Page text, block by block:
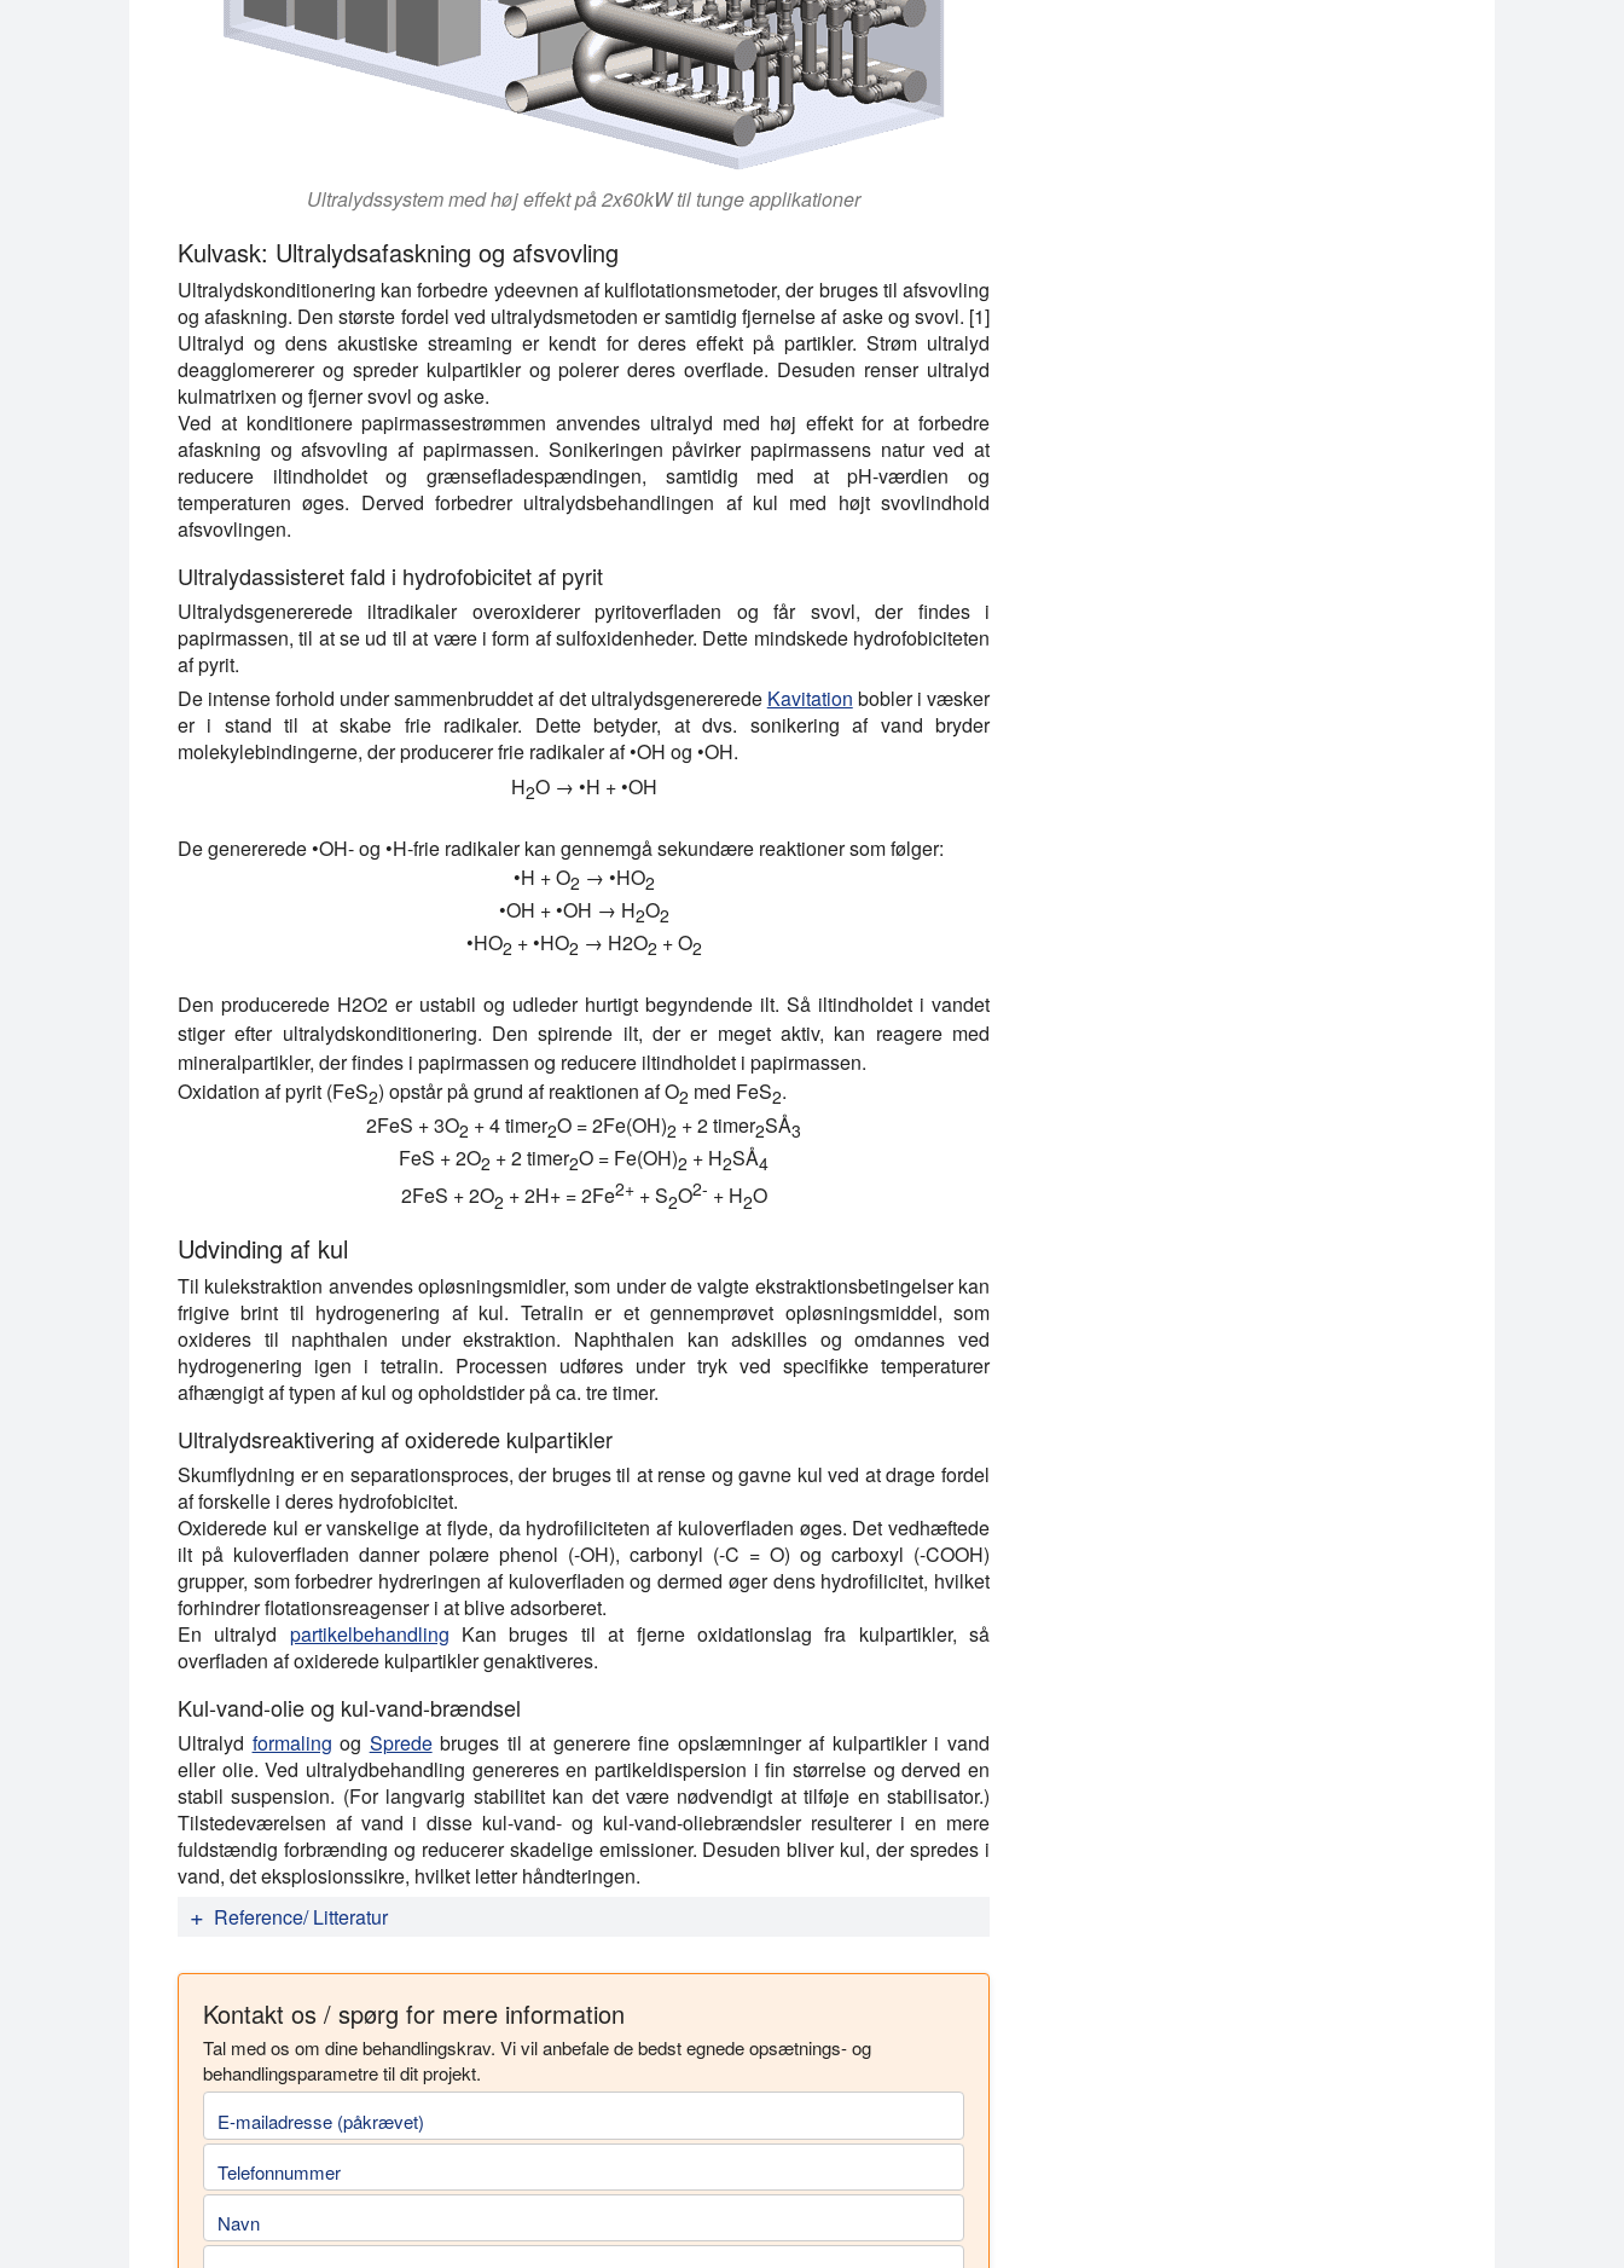
Ultralydssystem med høj effekt på 2x60kW til tunge applikationer
Kulvask: Ultralydsafaskning og afsvovling
Ultralydskonditionering kan forbedre ydeevnen af kulflotationsmetoder, der bruges til afsvovling
og afaskning. Den største fordel ved ultralydsmetoden er samtidig fjernelse af aske og svovl. [1]
Ultralyd og dens akustiske streaming er kendt for deres effekt på partikler. Strøm ultralyd
deagglomererer og spreder kulpartikler og polerer deres overflade. Desuden renser ultralyd
kulmatrixen og fjerner svovl og aske.
Ved at konditionere papirmassestrømmen anvendes ultralyd med høj effekt for at forbedre
afaskning og afsvovling af papirmassen. Sonikeringen påvirker papirmassens natur ved at
reducere iltindholdet og grænsefladespændingen, samtidig med at pH-værdien og
temperaturen øges. Derved forbedrer ultralydsbehandlingen af kul med højt svovlindhold
afsvovlingen.
Ultralydassisteret fald i hydrofobicitet af pyrit
Ultralydsgenererede iltradikaler overoxiderer pyritoverfladen og får svovl, der findes i
papirmassen, til at se ud til at være i form af sulfoxidenheder. Dette mindskede hydrofobiciteten
af pyrit.
De intense forhold under sammenbruddet af det ultralydsgenererede Kavitation bobler i væsker
er i stand til at skabe frie radikaler. Dette betyder, at dvs. sonikering af vand bryder
molekylebindingerne, der producerer frie radikaler af •OH og •OH.
H2O → •H + •OH
De genererede •OH- og •H-frie radikaler kan gennemgå sekundære reaktioner som følger:
•H + O2 → •HO2
•OH + •OH → H2O2
•HO2 + •HO2 → H2O2 + O2
Den producerede H2O2 er ustabil og udleder hurtigt begyndende ilt. Så iltindholdet i vandet
stiger efter ultralydskonditionering. Den spirende ilt, der er meget aktiv, kan reagere med
mineralpartikler, der findes i papirmassen og reducere iltindholdet i papirmassen.
Oxidation af pyrit (FeS2) opstår på grund af reaktionen af O2 med FeS2.
2FeS + 3O2 + 4 timer2O = 2Fe(OH)2 + 2 timer2SÅ3
FeS + 2O2 + 2 timer2O = Fe(OH)2 + H2SÅ4
2FeS + 2O2 + 2H+ = 2Fe2++ S2O2- + H2O
Udvinding af kul
Til kulekstraktion anvendes opløsningsmidler, som under de valgte ekstraktionsbetingelser kan
frigive brint til hydrogenering af kul. Tetralin er et gennemprøvet opløsningsmiddel, som
oxideres til naphthalen under ekstraktion. Naphthalen kan adskilles og omdannes ved
hydrogenering igen i tetralin. Processen udføres under tryk ved specifikke temperaturer
afhængigt af typen af kul og opholdstider på ca. tre timer.
Ultralydsreaktivering af oxiderede kulpartikler
Skumflydning er en separationsproces, der bruges til at rense og gavne kul ved at drage fordel
af forskelle i deres hydrofobicitet.
Oxiderede kul er vanskelige at flyde, da hydrofiliciteten af kuloverfladen øges. Det vedhæftede
ilt på kuloverfladen danner polære phenol (-OH), carbonyl (-C = O) og carboxyl (-COOH)
grupper, som forbedrer hydreringen af kuloverfladen og dermed øger dens hydrofilicitet, hvilket
forhindrer flotationsreagenser i at blive adsorberet.
En ultralyd partikelbehandling Kan bruges til at fjerne oxidationslag fra kulpartikler, så
overfladen af oxiderede kulpartikler genaktiveres.
Kul-vand-olie og kul-vand-brændsel
Ultralyd formaling og Spredebruges til at generere fine opslæmninger af kulpartikler i vand
eller olie. Ved ultralydbehandling genereres en partikeldispersion i fin størrelse og derved en
stabil suspension. (For langvarig stabilitet kan det være nødvendigt at tilføje en stabilisator.)
Tilstedeværelsen af vand i disse kul-vand- og kul-vand-oliebrændsler resulterer i en mere
fuldstændig forbrænding og reducerer skadelige emissioner. Desuden bliver kul, der spredes i
vand, det eksplosionssikre, hvilket letter håndteringen.
Reference/ Litteratur
undersøgelse og mekanistisk modellering. Springer, 2012.
Kang, W.; Xun, H.; Kong, X.; Li, M. (2009): Effekter fra ændringer i papirmassens natur
efter ultralydskonditionering på kulflydning med højt svovlindhold. Minevidenskab og -
teknologi 19, 2009. 498-502.
Kontakt os / spørg for mere information
Tal med os om dine behandlingskrav. Vi vil anbefale de bedst egnede opsætnings- og
behandlingsparametre til dit projekt.
E-mailadresse (påkrævet)
Telefonnummer
Navn